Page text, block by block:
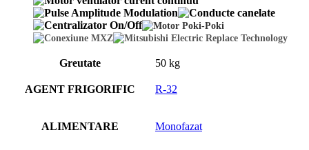
Greutate 50 kg
AGENT FRIGORIFIC R-32
ALIMENTARE Monofazat